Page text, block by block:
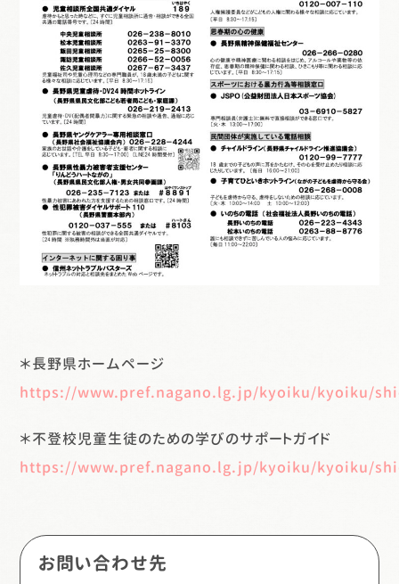
＊長野県ホームページ
https://www.pref.nagano.lg.jp/kyoiku/kyoiku/
＊不登校児童生徒のための学びのサポートガイド
https://www.pref.nagano.lg.jp/kyoiku/kyoiku/
お問い合わせ先